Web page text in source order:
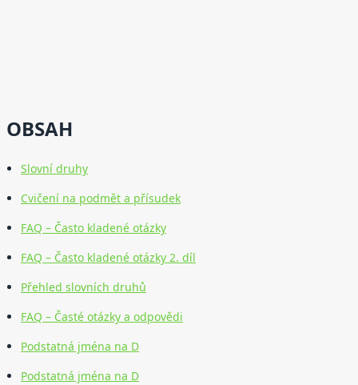
OBSAH
Slovní druhy
Cvičení na podmět a přísudek
FAQ – Často kladené otázky
FAQ – Často kladené otázky 2. díl
Přehled slovních druhů
FAQ – Časté otázky a odpovědi
Podstatná jména na D
Podstatná jména na D